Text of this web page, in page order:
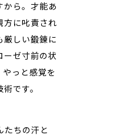
から。才能あ
方に叱責され
厳しい鍛錬に
ーゼ寸前の状
っと感覚を
です。
たちの汗と